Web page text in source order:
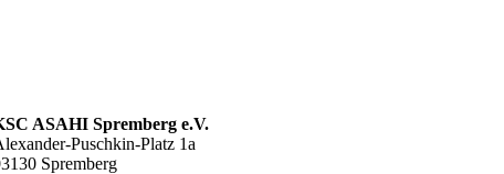
ASAHI Spremberg e.V.
Puschkin-Platz 1a
Spremberg